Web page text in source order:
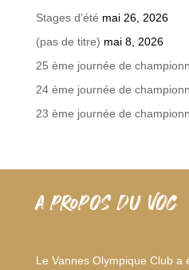
Stages d’été mai 26, 2026
(pas de titre) mai 8, 2026
25 ème journée de
24 ème journée de
23 ème journée de
A PROPOS DU VOC
Le Vannes Olympique Club a